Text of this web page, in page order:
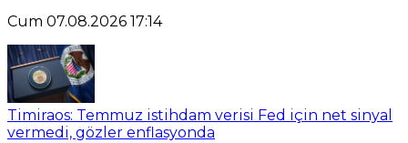
Cum 07.08.2026 17:14
Timiraos: Temmuz istihdam verisi Fed için net sinyal
vermedi, gözler enflasyonda